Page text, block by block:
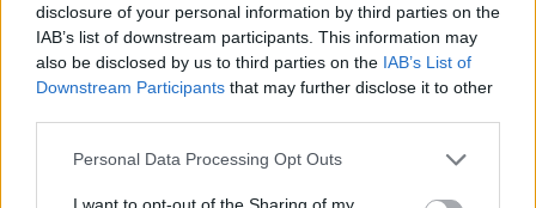
disclosure of your personal information by third parties on the
IAB’s list of downstream participants. This information may
also be disclosed by us to third parties on the IAB’s List of
Downstream Participants that may further disclose it to other
Personal Data Processing Opt Outs
I want to opt-out of the Sharing of my